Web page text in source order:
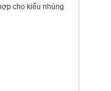
cho kiểu nhúng